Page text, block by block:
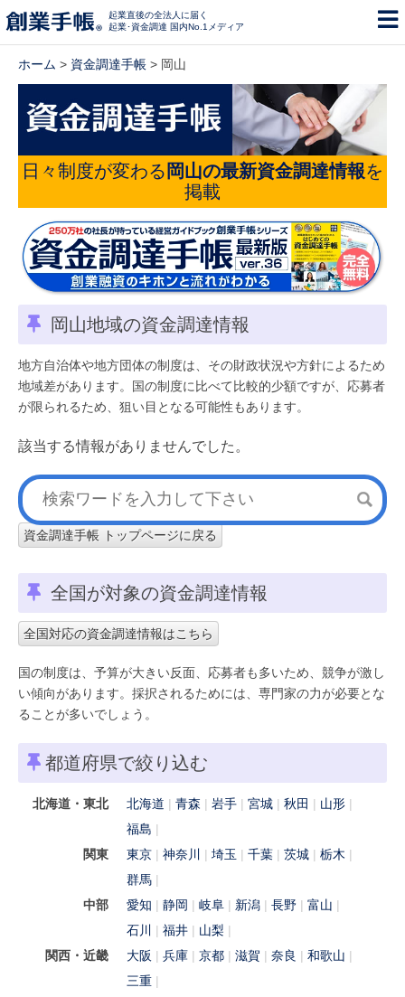
起業直後の全法人に届く
起業･資金調達 国内No.1メディア
ホーム > 資金調達手帳 > 岡山
日々制度が変わる 岡山の最新資金調達情報を
掲載
岡山地域の資金調達情報
地方自治体や地方団体の制度は、その財政状況や方針によるため
地域差があります。国の制度に比べて比較的少額ですが、応募者
が限られるため、狙い目となる可能性もあります。
該当する情報がありませんでした。
資金調達手帳 トップページに戻る
全国が対象の資金調達情報
全国対応の資金調達情報はこちら
国の制度は、予算が大きい反面、応募者も多いため、競争が激し
い傾向があります。採択されるためには、専門家の力が必要とな
ることが多いでしょう。
都道府県で絞り込む
北海道・東北 北海道 青森 岩手 宮城 秋田
山形
福島
関東
東京 神奈川 埼玉 千葉 茨城
栃木
群馬
中部
愛知 静岡 岐阜 新潟 長野
富山
石川
福井
山梨
関西・近畿
大阪 兵庫 京都 滋賀 奈良
和歌山
三重